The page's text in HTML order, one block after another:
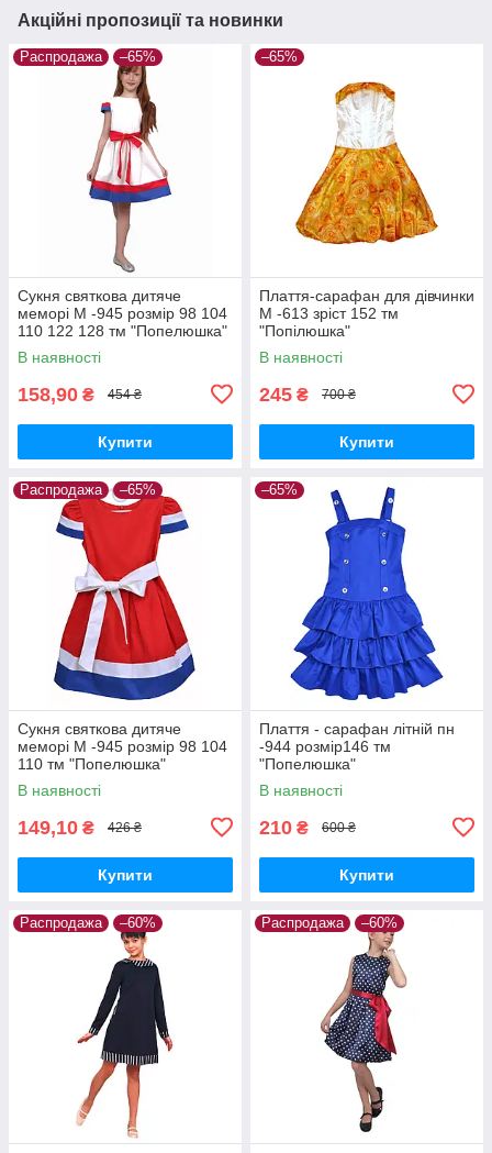
Акційні пропозиції та новинки
Распродажа –65%
Сукня святкова дитяче
меморі М -945 розмір 98 104
110 122 128 тм "Попелюшка"
В наявності
158,90 ₴ 454 ₴
Купити
–65%
Плаття-сарафан для дівчинки
М -613 зріст 152 тм
"Попілюшка"
В наявності
245 ₴ 700 ₴
Купити
Распродажа –65%
Сукня святкова дитяче
меморі М -945 розмір 98 104
110 тм "Попелюшка"
В наявності
149,10 ₴ 426 ₴
Купити
–65%
Плаття - сарафан літній пн
-944 розмір146 тм
"Попелюшка"
В наявності
210 ₴ 600 ₴
Купити
Распродажа –60% Распродажа –60%